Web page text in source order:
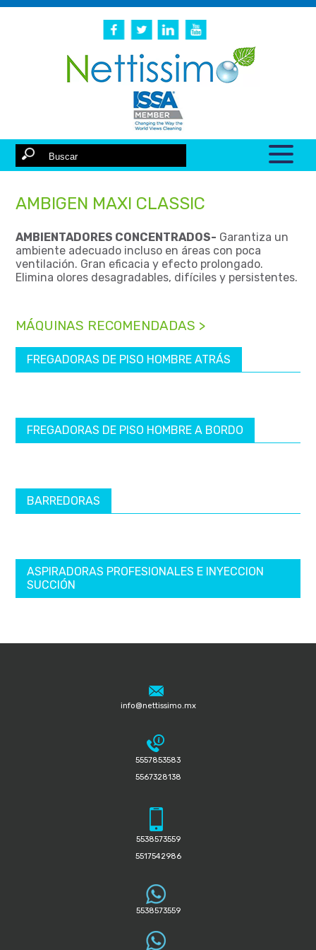
AMBIGEN MAXI CLASSIC
AMBIENTADORES CONCENTRADOS- Garantiza un
ambiente adecuado incluso en áreas con poca
ventilación. Gran eficacia y efecto prolongado.
Elimina olores desagradables, difíciles y persistentes.
MÁQUINAS RECOMENDADAS >
FREGADORAS DE PISO HOMBRE ATRÁS
FREGADORAS DE PISO HOMBRE A BORDO
BARREDORAS
ASPIRADORAS PROFESIONALES E INYECCION
SUCCIÓN
info@nettissimo.mx
5557853583
5567328138
5538573559
5517542986
5538573559